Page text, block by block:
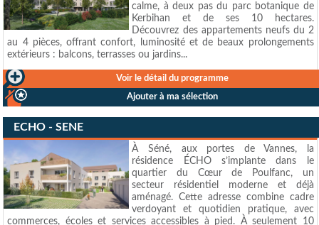
calme, à deux pas du parc botanique de
Kerbihan et de ses 10 hectares.
Découvrez des appartements neufs du 2
au 4 pièces, offrant confort, luminosité et de beaux prolongements
extérieurs : balcons, terrasses ou jardins...
Voir le détail du programme
Ajouter à ma sélection
ECHO - SENE
À Séné, aux portes de Vannes, la
résidence ÉCHO s’implante dans le
quartier du Cœur de Poulfanc, un
secteur résidentiel moderne et déjà
aménagé. Cette adresse combine cadre
verdoyant et quotidien pratique, avec
commerces, écoles et services accessibles à pied. À seulement 10